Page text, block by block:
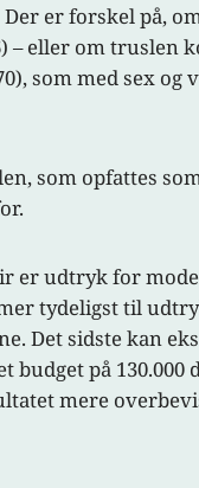
er forskel på,
– eller om truslen
som med sex
som opfattes
udtryk for
tydeligst til
Det sidste kan
budget på
mere